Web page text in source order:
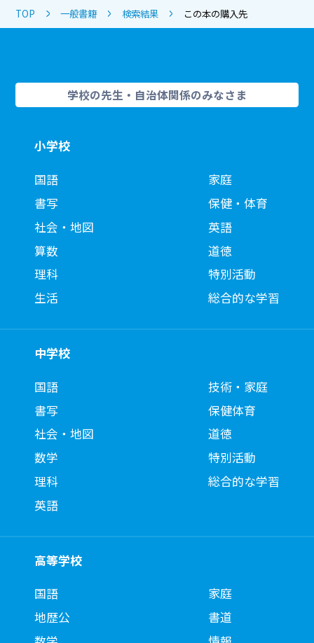
TOP 一般書籍 検索結果 この本の購入先
学校の先生・自治体関係のみなさま
小学校
国語
書写
社会・地図
算数
理科
生活
家庭
保健・体育
英語
道徳
特別活動
総合的な学習
中学校
国語
書写
社会・地図
数学
理科
英語
技術・家庭
保健体育
道徳
特別活動
総合的な学習
高等学校
国語
地歴公
家庭
書道